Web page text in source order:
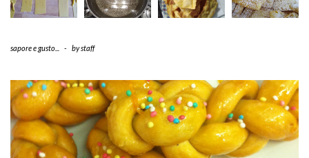
sapore e gusto... - bystaff